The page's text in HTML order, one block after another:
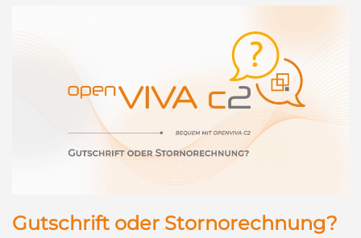
Gutschrift oder Stornorechnung?